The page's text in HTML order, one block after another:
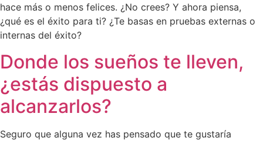
hace más o menos felices. ¿No crees? Y ahora piensa,
¿qué es el éxito para ti? ¿Te basas en pruebas externas o
internas del éxito?
Donde los sueños te lleven,
¿estás dispuesto a
alcanzarlos?
Seguro que alguna vez has pensado que te gustaría